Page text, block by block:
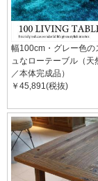
幅100cm・グレー色の
ュなローテーブル（天
／本体完成品）
￥45,891(税抜)